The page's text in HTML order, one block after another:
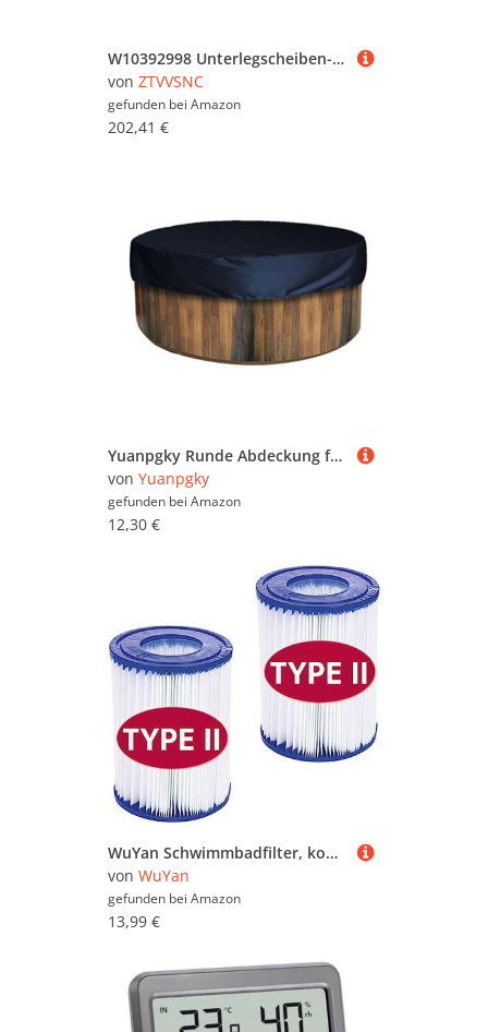
W10392998 Unterlegscheiben-Steuerplatine ersetzt 1938489, AH3495157, EA3495157, PS3495157, W10296016, W10333845, W10393555, kompatibel mit Whirlpool 7MWTW5500XW0, WTWTW. 5500XL0, WTW5500XL1
von ZTVVSNC
gefunden bei Amazon
202,41 €
Yuanpgky Runde Abdeckung für Whirlpool, wasserdicht, 190T, silberbeschichtetes Gewebe, Spa-Schutz, UV-Schutz, staubdicht, Poolabdeckung für Whirlpools im Freien, Schwarz (schwarz) (200 x 30 cm)
von Yuanpgky
gefunden bei Amazon
12,30 €
WuYan Schwimmbadfilter, kompatibel mit Best-Way Cartridge II, Ersatz-Whirlpool-Filter, kompatibel mit Lay Z Spa Filter pumpe, 2 Stück
von WuYan
gefunden bei Amazon
13,99 €